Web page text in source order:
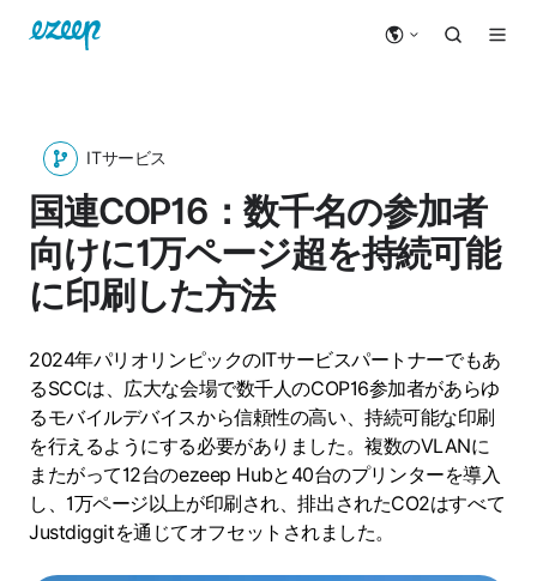
ITサービス
国連COP16：数千名の参加者
向けに1万ページ超を持続可能
に印刷した方法
2024年パリオリンピックのITサービスパートナーでもあ
るSCCは、広大な会場で数千人のCOP16参加者があらゆ
るモバイルデバイスから信頼性の高い、持続可能な印刷
を行えるようにする必要がありました。複数のVLANに
またがって12台のezeep Hubと40台のプリンターを導入
し、1万ページ以上が印刷され、排出されたCO2はすべて
Justdiggitを通じてオフセットされました。